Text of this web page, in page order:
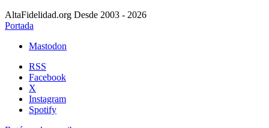
AltaFidelidad.org Desde 2003 - 2026
Portada
Mastodon
RSS
Facebook
X
Instagram
Spotify